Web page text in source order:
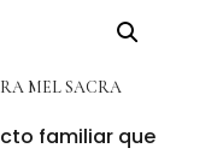
MEL SACRA
familiar que